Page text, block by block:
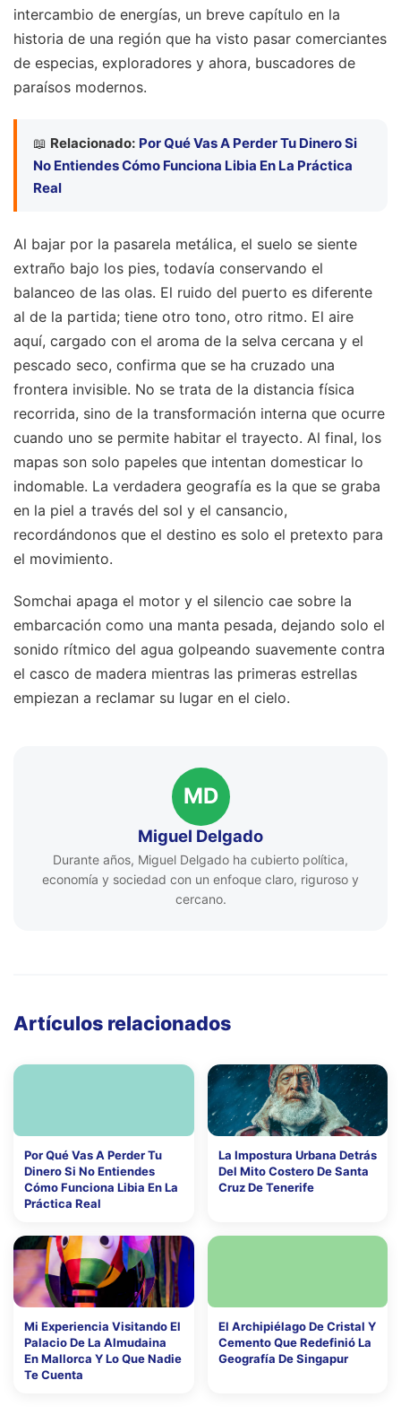
intercambio de energías, un breve capítulo en la
historia de una región que ha visto pasar comerciantes
de especias, exploradores y ahora, buscadores de
paraísos modernos.
📖 Relacionado: Por Qué Vas A Perder Tu Dinero Si
No Entiendes Cómo Funciona Libia En La Práctica
Real
Al bajar por la pasarela metálica, el suelo se siente
extraño bajo los pies, todavía conservando el
balanceo de las olas. El ruido del puerto es diferente
al de la partida; tiene otro tono, otro ritmo. El aire
aquí, cargado con el aroma de la selva cercana y el
pescado seco, confirma que se ha cruzado una
frontera invisible. No se trata de la distancia física
recorrida, sino de la transformación interna que ocurre
cuando uno se permite habitar el trayecto. Al final, los
mapas son solo papeles que intentan domesticar lo
indomable. La verdadera geografía es la que se graba
en la piel a través del sol y el cansancio,
recordándonos que el destino es solo el pretexto para
el movimiento.
Somchai apaga el motor y el silencio cae sobre la
embarcación como una manta pesada, dejando solo el
sonido rítmico del agua golpeando suavemente contra
el casco de madera mientras las primeras estrellas
empiezan a reclamar su lugar en el cielo.
MD
Miguel Delgado
Durante años, Miguel Delgado ha cubierto política,
economía y sociedad con un enfoque claro, riguroso y
cercano.
Artículos relacionados
Por Qué Vas A Perder Tu
Dinero Si No Entiendes
Cómo Funciona Libia En La
Práctica Real
La Impostura Urbana Detrás
Del Mito Costero De Santa
Cruz De Tenerife
Mi Experiencia Visitando El
Palacio De La Almudaina
En Mallorca Y Lo Que Nadie
Te Cuenta
El Archipiélago De Cristal Y
Cemento Que Redefinió La
Geografía De Singapur